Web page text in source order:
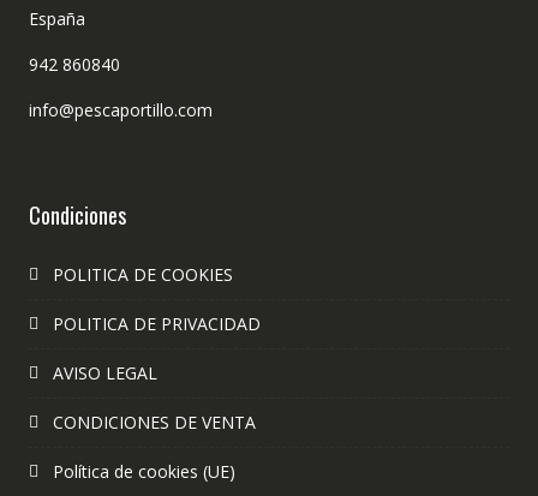
España
942 860840
info@pescaportillo.com
Condiciones
POLITICA DE COOKIES
POLITICA DE PRIVACIDAD
AVISO LEGAL
CONDICIONES DE VENTA
Política de cookies (UE)